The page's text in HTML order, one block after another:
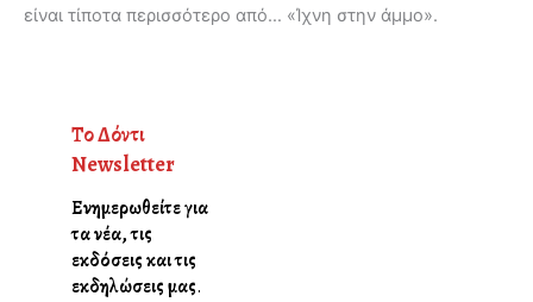
είναι τίποτα περισσότερο από… «Ίχνη στην άμμο».
Το Δόντι
Newsletter
Ενημερωθείτε για
τα νέα, τις
εκδόσεις και τις
εκδηλώσεις μας.